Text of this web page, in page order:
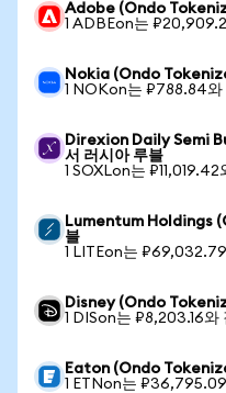
Adobe (Ondo
1 ADBEon는
Nokia (Ondo
1 NOKon는 ₽788.84와
Direxion Daily Semi
서 러시아 루블
1 SOXLon는 ₽11,019.42
Lumentum Holdings
블
1 LITEon는
Disney (Ondo
1 DISon는 ₽8,203.16와
Eaton (Ondo
1 ETNon는